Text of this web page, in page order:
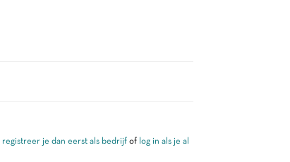
registreer je dan eerst als bedrijfof log in als je al